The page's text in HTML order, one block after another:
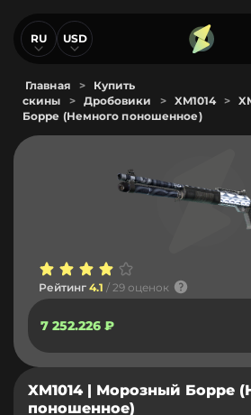
RU USD
Главная >
Купить
скины
> Дробовики > XM1014 >
Борре (Немного поношенное)
Рейтинг 4.1 / 29 оценок
7 252.226 ₽
XM1014 | Морозный Борре
поношенное)